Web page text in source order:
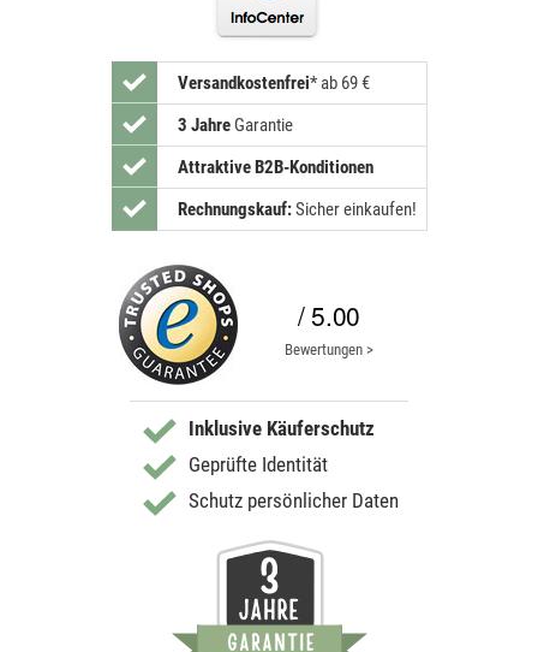
Versandkostenfrei* ab 69 €
3 JahreGarantie
Attraktive B2B-Konditionen
Rechnungskauf:Sicher einkaufen!
/ 5.00
Bewertungen >
Inklusive Käuferschutz
Geprüfte Identität
Schutz persönlicher Daten